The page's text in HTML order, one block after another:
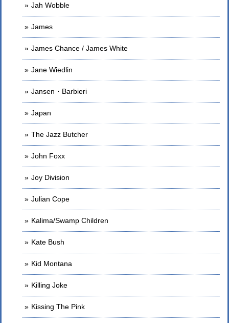
Jah Wobble
James
James Chance / James White
Jane Wiedlin
Jansen・Barbieri
Japan
The Jazz Butcher
John Foxx
Joy Division
Julian Cope
Kalima/Swamp Children
Kate Bush
Kid Montana
Killing Joke
Kissing The Pink